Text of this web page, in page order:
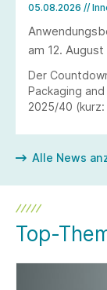
05.08.2026 //
am 12. August
Der
Packaging
2025/40
Alle News
Top-